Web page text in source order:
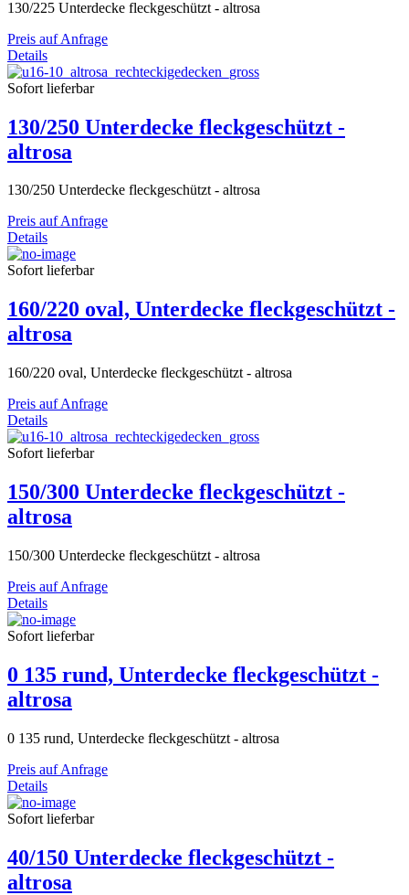
130/225 Unterdecke fleckgeschützt - altrosa
Preis auf Anfrage
Details
Sofort lieferbar
130/250 Unterdecke fleckgeschützt -
altrosa
130/250 Unterdecke fleckgeschützt - altrosa
Preis auf Anfrage
Details
Sofort lieferbar
160/220 oval, Unterdecke fleckgeschützt -
altrosa
160/220 oval, Unterdecke fleckgeschützt - altrosa
Preis auf Anfrage
Details
Sofort lieferbar
150/300 Unterdecke fleckgeschützt -
altrosa
150/300 Unterdecke fleckgeschützt - altrosa
Preis auf Anfrage
Details
Sofort lieferbar
0 135 rund, Unterdecke fleckgeschützt -
altrosa
0 135 rund, Unterdecke fleckgeschützt - altrosa
Preis auf Anfrage
Details
Sofort lieferbar
40/150 Unterdecke fleckgeschützt -
altrosa